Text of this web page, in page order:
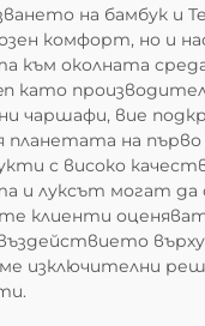
на бамбук и
комфорт, но и
към околната
като
чаршафи, вие
планетата на
с високо
и луксът могат
клиенти
изключителни